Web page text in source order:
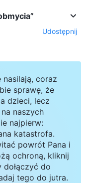
Udostępnij
coraz
sprawę, że
dzieci, lecz
naszych
najpierw:
katastrofa.
powrót Pana i
ochroną, kliknij
dołączyć do
tego do jutra.